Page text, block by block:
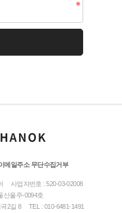
메일주소 무단수집거부
사업자번호 : 520-03-02008
산울주-0094호
2길 8
TEL : 010-6481-1491